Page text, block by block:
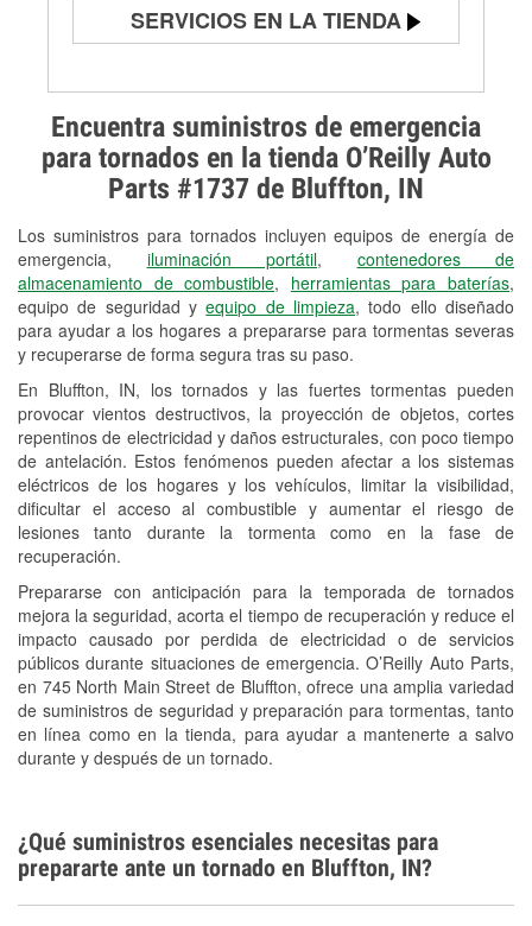
Encuentra suministros de emergencia
para tornados en la tienda O’Reilly Auto
Parts #1737 de Bluffton, IN
Los suministros para tornados incluyen equipos de energía de
emergencia, iluminación portátil, contenedores de
almacenamiento de combustible, herramientas para baterías,
equipo de seguridad yequipo de limpieza, todo ello diseñado
para ayudar a los hogares a prepararse para tormentas severas
y recuperarse de forma segura tras su paso.
En Bluffton, IN, los tornados y las fuertes tormentas pueden
provocar vientos destructivos, la proyección de objetos, cortes
repentinos de electricidad y daños estructurales, con poco tiempo
de antelación. Estos fenómenos pueden afectar a los sistemas
eléctricos de los hogares y los vehículos, limitar la visibilidad,
dificultar el acceso al combustible y aumentar el riesgo de
lesiones tanto durante la tormenta como en la fase de
recuperación.
Prepararse con anticipación para la temporada de tornados
mejora la seguridad, acorta el tiempo de recuperación y reduce el
impacto causado por perdida de electricidad o de servicios
públicos durante situaciones de emergencia. O’Reilly Auto Parts,
en 745 North Main Street de Bluffton, ofrece una amplia variedad
de suministros de seguridad y preparación para tormentas, tanto
en línea como en la tienda, para ayudar a mantenerte a salvo
durante y después de un tornado.
SERVICIOS EN LA TIENDA
Prueba de alternadores y
arrancadores
Revisión de la luz "Check Engine"
Reciclaje de baterías y aceite
Instalación de bombillas de faros
Instalación de limpiaparabrisas
Herramientas
Mezcla de pinturas
Rectificación de tambores y discos de
freno
Tornado Supplies
Conoce más
¿Qué suministros esenciales necesitas para
prepararte ante un tornado en Bluffton, IN?